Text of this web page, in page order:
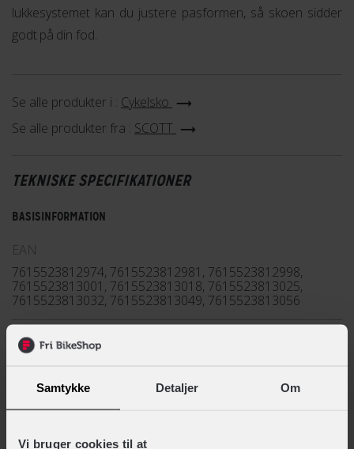
Samtykke Detaljer Om
Vi bruger cookies til at
lukkesystemet kan du justere pasformen, så skoen sidder
godt på din fod.
Se alle produkter i : Cykelsko
Se alle produkter fra : SCOTT
TEKNISKE SPECIFIKATIONER
BASISINFORMATION
EAN
7615523812974, 7615523812981, 7615523812998,
7615523813001, 7615523813018, 7615523813025,
7615523813032, 7615523813049, 7615523813056
Hovedprodukt ID
Sikkerheds- og producentinfo